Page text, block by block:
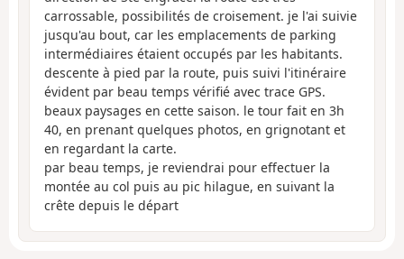
carrossable, possibilités de croisement. je l'ai suivie
jusqu'au bout, car les emplacements de parking
intermédiaires étaient occupés par les habitants.
descente à pied par la route, puis suivi l'itinéraire
évident par beau temps vérifié avec trace GPS.
beaux paysages en cette saison. le tour fait en 3h
40, en prenant quelques photos, en grignotant et
en regardant la carte.
par beau temps, je reviendrai pour effectuer la
montée au col puis au pic hilague, en suivant la
crête depuis le départ